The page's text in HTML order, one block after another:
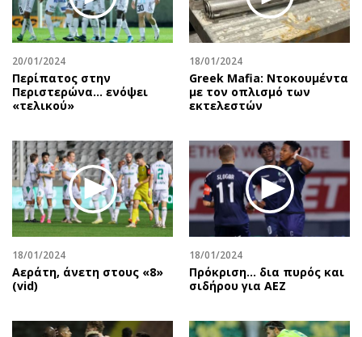
20/01/2024
Περίπατος στην
Περιστερώνα… ενόψει
«τελικού»
18/01/2024
Greek Mafia: Ντοκουμέντα
με τον οπλισμό των
εκτελεστών
18/01/2024
Αεράτη, άνετη στους «8»
(vid)
18/01/2024
Πρόκριση... δια πυρός και
σιδήρου για ΑΕΖ